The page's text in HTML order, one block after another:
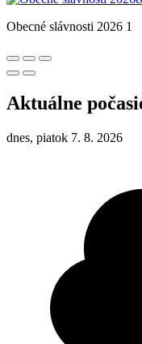
Obecné slávnosti 2026 1
Aktuálne
dnes, piatok 7. 8. 2026